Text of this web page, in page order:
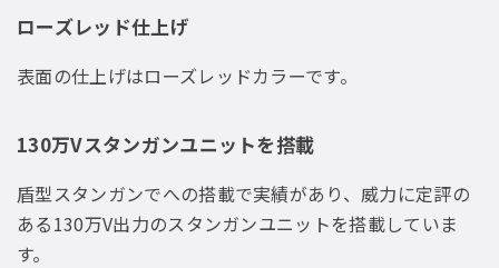
ローズレッド仕上げ
表面の仕上げはローズレッドカラーです。
130万Vスタンガンユニットを搭載
盾型スタンガンでへの搭載で実績があり、威力に定評の
ある130万V出力のスタンガンユニットを搭載していま
す。